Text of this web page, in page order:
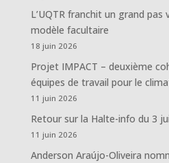
L’UQTR franchit un grand pas
modèle facultaire
18 juin 2026
Projet IMPACT – deuxième
équipes de travail pour le
11 juin 2026
Retour sur la Halte-info du 3
11 juin 2026
Anderson Araújo-Oliveira